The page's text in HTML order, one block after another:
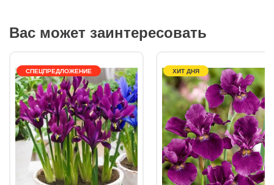
Вас может заинтересовать
СПЕЦПРЕДЛОЖЕНИЕ ХИТ ДНЯ